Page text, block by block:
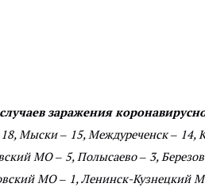
заражения
Мыски – 15, Междуреченск – 14,
МО – 5, Полысаево – 3,
МО – 1, Ленинск-